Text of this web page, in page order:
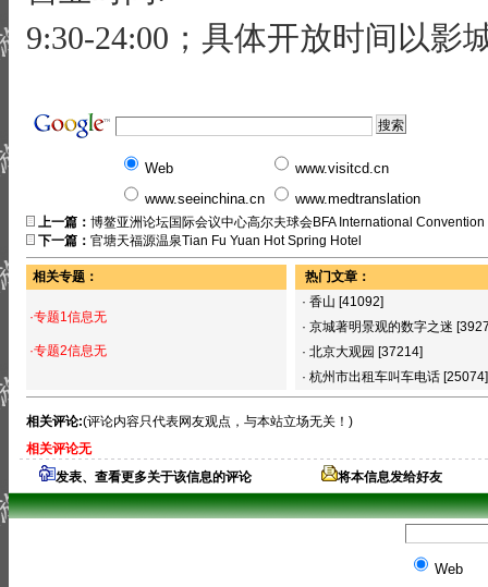
9:30-24:00；具体开放时间以影
Web
www.visitcd.cn
www.seeinchina.cn
www.medtranslation
上一篇： 博鳌亚洲论坛国际会议中心高尔夫球会BFA International
下一篇： 官塘天福源温泉Tian Fu Yuan Hot Spring Hotel
相关专题：
·专题1信息无
·专题2信息无
热门文章：
· 香山 [41092]
· 京城著明景观的数字之迷
· 北京大观园 [37214]
· 杭州市出租车叫车电话 [25074]
相关评论:(评论内容只代表网友观点，与本站立场无关！)
相关评论无
发表、查看更多关于该信息的评论
将本信息发给好友
Web